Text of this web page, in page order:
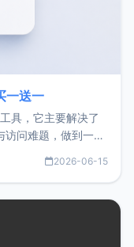
一送一
具，它主要解决了
问难题，做到一处
2026-06-15